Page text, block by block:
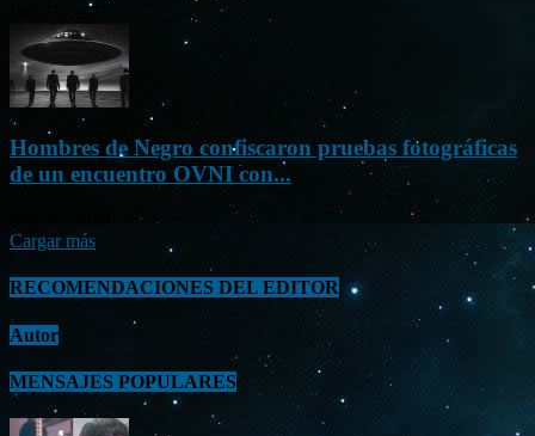
Oct 23, 2023
Hombres de Negro confiscaron pruebas fotográficas
de un encuentro OVNI con...
Cargar más
RECOMENDACIONES DEL EDITOR
Autor
MENSAJES POPULARES